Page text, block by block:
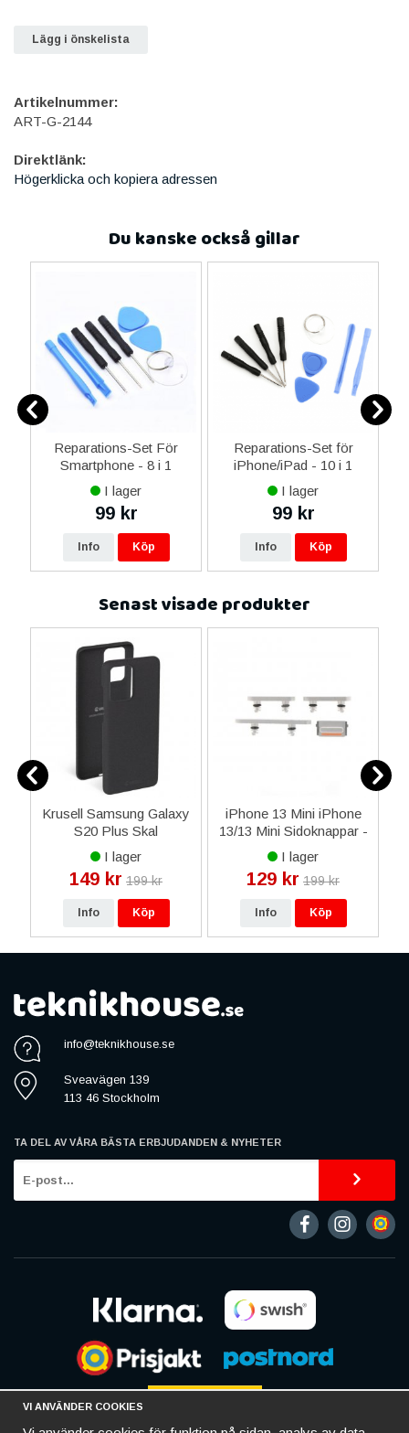
Lägg i önskelista
Artikelnummer:
ART-G-2144
Direktlänk:
Högerklicka och kopiera adressen
Du kanske också gillar
Reparations-Set För
Smartphone - 8 i 1
I lager
99 kr
Info Köp
Reparations-Set för
iPhone/iPad - 10 i 1
I lager
99 kr
Info Köp
Senast visade produkter
Krusell Samsung Galaxy
S20 Plus Skal
SandCover - Svart
I lager
149 kr 199 kr
Info Köp
iPhone 13 Mini iPhone
13/13 Mini Sidoknappar -
Vit
I lager
129 kr 199 kr
Info Köp
info@teknikhouse.se
Sveavägen 139
113 46 Stockholm
TA DEL AV VÅRA BÄSTA ERBJUDANDEN & NYHETER
VI ANVÄNDER COOKIES